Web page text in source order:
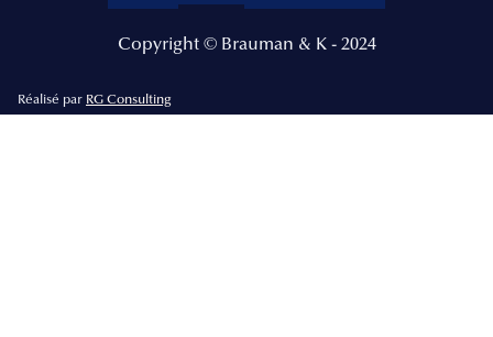
Copyright © Brauman & K - 2024
Réalisé par RG Consulting